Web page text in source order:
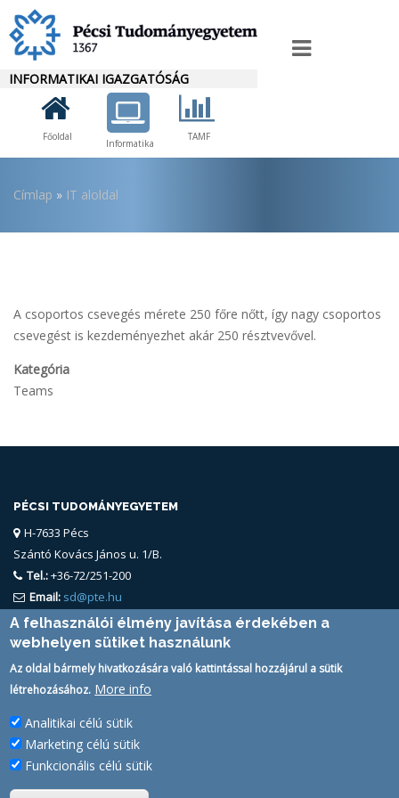
Ugrás
tartalomra
INFORMATIKAI IGAZGATÓSÁG
IT
Főoldal
Informatika
TAMF
Morzsa
Címlap IT aloldal
A csoportos csevegés mérete 250 főre nőtt, így nagy csoportos
csevegést is kezdeményezhet akár 250 résztvevővel.
Kategória
Teams
PÉCSI TUDOMÁNYEGYETEM
H-7633 Pécs
Szántó Kovács János u. 1/B.
Tel.:+36-72/251-200
Email: sd@pte.hu
FELHASZNÁLÓ
PTE Login
A felhasználói élmény javítása érdekében a
webhelyen sütiket használunk
Az oldal bármely hivatkozására való kattintással hozzájárul a sütik
létrehozásához. More info
Analitikai célú sütik
Marketing célú sütik
Funkcionális célú sütik